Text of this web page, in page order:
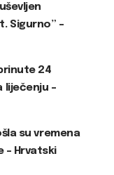
Sigurno” –
24
liječenju –
su vremena
– Hrvatski